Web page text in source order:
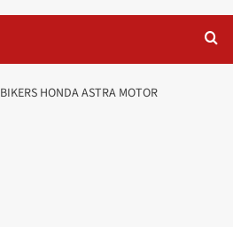
HONDA ASTRA MOTOR